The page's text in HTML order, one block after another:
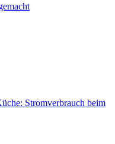
Stromverbrauch beim